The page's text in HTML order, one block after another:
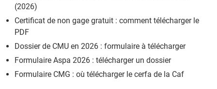
(2026)
Certificat de non gage gratuit : comment télécharger le
PDF
Dossier de CMU en 2026 : formulaire à télécharger
Formulaire Aspa 2026 : télécharger un dossier
Formulaire CMG : où télécharger le cerfa de la Caf